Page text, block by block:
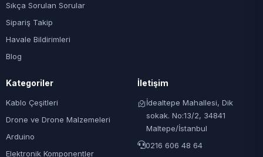
Sıkça Sorulan Sorular
Sipariş Takip
Havale Bildirimleri
Blog
Kategoriler
Kablo Çeşitleri
Drone ve Drone Malzemeleri
Arduino
Elektronik Komponentler
İletişim
İdealtepe Mahallesi, Dik
sokak. No:13/2, 34841
Maltepe/İstanbul
0216 606 48 64